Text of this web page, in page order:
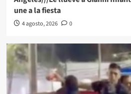
une a la fiesta
4 agosto, 2026 0